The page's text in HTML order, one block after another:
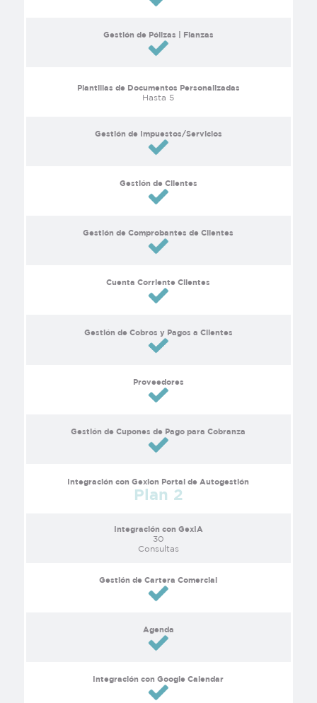
Gestión de Pólizas | Fianzas
Plantillas de Documentos Personalizadas
Hasta 5
Gestión de Impuestos/Servicios
Gestión de Clientes
Gestión de Comprobantes de Clientes
Cuenta Corriente Clientes
Gestión de Cobros y Pagos a Clientes
Proveedores
Gestión de Cupones de Pago para Cobranza
Integración con Gexion Portal de Autogestión
Plan 2
Integración con GexIA
30
Consultas
Gestión de Cartera Comercial
Agenda
Integración con Google Calendar